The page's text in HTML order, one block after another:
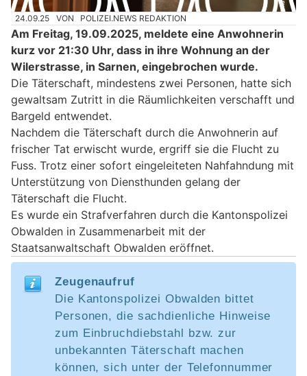
24.09.25 VON POLIZEI.NEWS REDAKTION
Am Freitag, 19.09.2025, meldete eine Anwohnerin
kurz vor 21:30 Uhr, dass in ihre Wohnung an der
Wilerstrasse, in Sarnen, eingebrochen wurde.
Die Täterschaft, mindestens zwei Personen, hatte sich
gewaltsam Zutritt in die Räumlichkeiten verschafft und
Bargeld entwendet.
Nachdem die Täterschaft durch die Anwohnerin auf
frischer Tat erwischt wurde, ergriff sie die Flucht zu
Fuss. Trotz einer sofort eingeleiteten Nahfahndung mit
Unterstützung von Diensthunden gelang der
Täterschaft die Flucht.
Es wurde ein Strafverfahren durch die Kantonspolizei
Obwalden in Zusammenarbeit mit der
Staatsanwaltschaft Obwalden eröffnet.
Zeugenaufruf
Die Kantonspolizei Obwalden bittet
Personen, die sachdienliche Hinweise
zum Einbruchdiebstahl bzw. zur
unbekannten Täterschaft machen
können, sich unter der Telefonnummer